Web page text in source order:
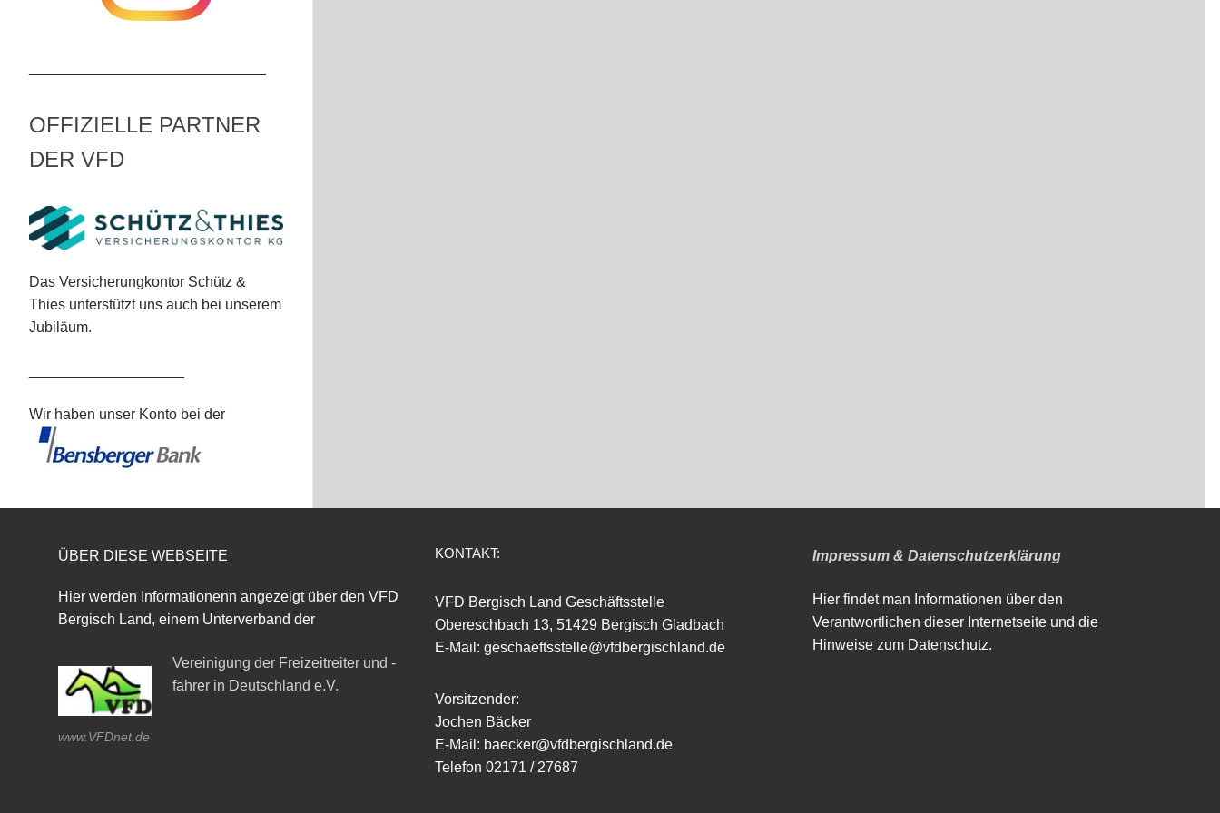
OFFIZIELLE PARTNER
DER VFD
Das Versicherungkontor Schütz &
Thies unterstützt uns auch bei unserem
Jubiläum.
Wir haben unser Konto bei der
ÜBER DIESE WEBSEITE
Hier werden Informationenn angezeigt über den VFD
Bergisch Land, einem Unterverband der
www.VFDnet.de
Vereinigung der Freizeitreiter und -
fahrer in Deutschland e.V.
KONTAKT:
VFD Bergisch Land Geschäftsstelle
Obereschbach 13, 51429 Bergisch Gladbach
E-Mail: geschaeftsstelle@vfdbergischland.de
Vorsitzender:
Jochen Bäcker
E-Mail: baecker@vfdbergischland.de
Telefon 02171 / 27687
Impressum & Datenschutzerklärung
Hier findet man Informationen über den
Verantwortlichen dieser Internetseite und die
Hinweise zum Datenschutz.